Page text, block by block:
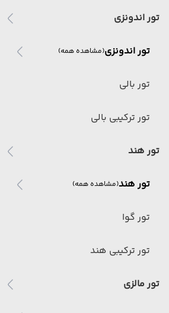
تور اندونزی
تور اندونزی(مشاهده همه)
تور بالی
تور ترکیبی بالی
تور هند
تور هند(مشاهده همه)
تور گوا
تور ترکیبی هند
تور مالزی